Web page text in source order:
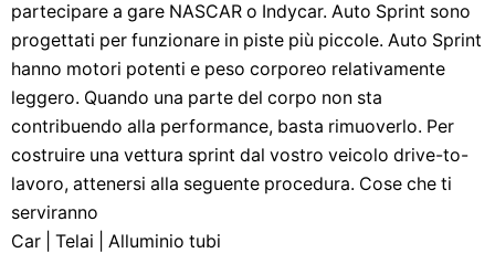
partecipare a gare NASCAR o Indycar. Auto Sprint sono
progettati per funzionare in piste più piccole. Auto Sprint
hanno motori potenti e peso corporeo relativamente
leggero. Quando una parte del corpo non sta
contribuendo alla performance, basta rimuoverlo. Per
costruire una vettura sprint dal vostro veicolo drive-to-
lavoro, attenersi alla seguente procedura. Cose che ti
serviranno
Car | Telai | Alluminio tubi